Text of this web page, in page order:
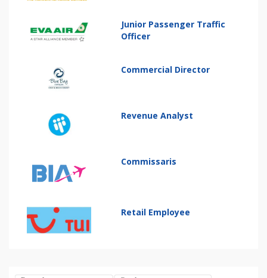
Junior Passenger Traffic
Officer
Commercial Director
Revenue Analyst
Commissaris
Retail Employee